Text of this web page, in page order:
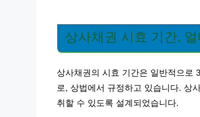
상사채권 시효 기간,
상사채권의 시효 기간은 일반적으로
로, 상법에서 규정하고 있습니다. 상
취할 수 있도록 설계되었습니다.